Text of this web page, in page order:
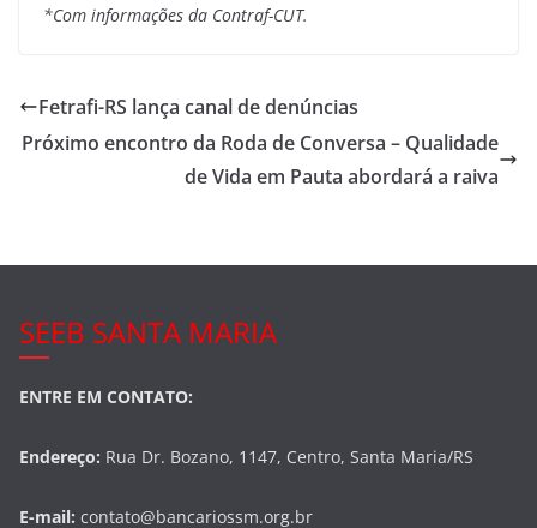
*Com informações da Contraf-CUT.
Fetrafi-RS lança canal de denúncias
Próximo encontro da Roda de Conversa – Qualidade
de Vida em Pauta abordará a raiva
SEEB SANTA MARIA
ENTRE EM CONTATO:
Endereço: Rua Dr. Bozano, 1147, Centro, Santa Maria/RS
E-mail: contato@bancariossm.org.br